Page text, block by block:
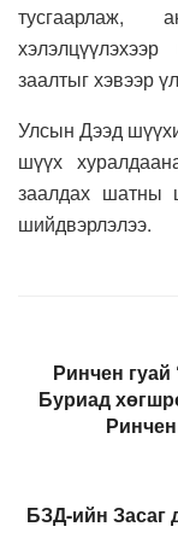
заалтыг хэвээр
Улсын Дээд
шүүх
заалдах шатны
шийдвэрлэлээ.
Ринчен
Буриад
БЗД-ийн Засаг